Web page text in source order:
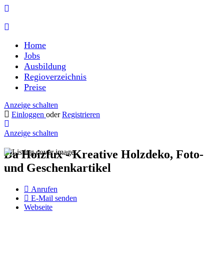
Home
Jobs
Ausbildung
Regioverzeichnis
Preise
Anzeige schalten
Einloggen oder Registrieren
Anzeige schalten
Da Hoizfux - Kreative Holzdeko, Foto-
und Geschenkartikel
Anrufen
E-Mail senden
Webseite